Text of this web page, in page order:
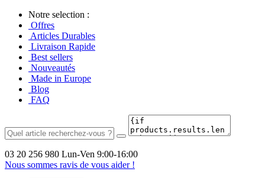
Notre selection :
Offres
Articles Durables
Livraison Rapide
Best sellers
Nouveautés
Made in Europe
Blog
FAQ
03 20 256 980 Lun-Ven 9:00-16:00
Nous sommes ravis de vous aider !